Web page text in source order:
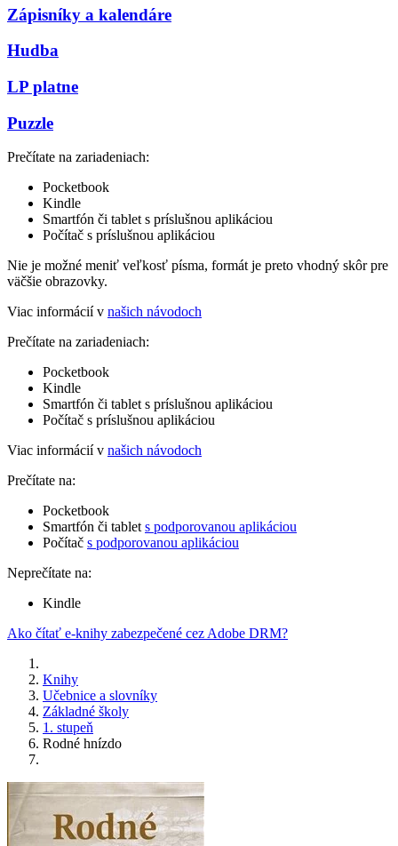
Zápisníky a kalendáre
Hudba
LP platne
Puzzle
Prečítate na zariadeniach:
Pocketbook
Kindle
Smartfón či tablet s príslušnou aplikáciou
Počítač s príslušnou aplikáciou
Nie je možné meniť veľkosť písma, formát je preto vhodný skôr pre
väčšie obrazovky.
Viac informácií v našich návodoch
Prečítate na zariadeniach:
Pocketbook
Kindle
Smartfón či tablet s príslušnou aplikáciou
Počítač s príslušnou aplikáciou
Viac informácií v našich návodoch
Prečítate na:
Pocketbook
Smartfón či tablet s podporovanou aplikáciou
Počítač s podporovanou aplikáciou
Neprečítate na:
Kindle
Ako čítať e-knihy zabezpečené cez Adobe DRM?
Knihy
Učebnice a slovníky
Základné školy
1. stupeň
Rodné hnízdo